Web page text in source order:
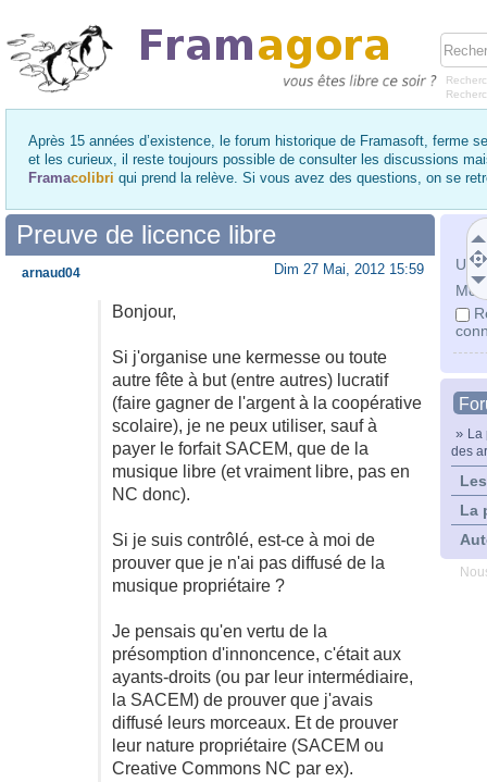
Après 15 années d’existence, le forum historique de Framasoft, ferme
et les curieux, il reste toujours possible de consulter les discussions
Framacolibri qui prend la relève. Si vous avez des questions, on se
Mot
» La
des
La
Preuve de licence libre
Dim 27 Mai, 2012 15:59
Bonjour,
Si j'organise une kermesse ou toute
autre fête à but (entre autres) lucratif
(faire gagner de l'argent à la coopérative
scolaire), je ne peux utiliser, sauf à
payer le forfait SACEM, que de la
musique libre (et vraiment libre, pas en
NC donc).
Si je suis contrôlé, est-ce à moi de
prouver que je n'ai pas diffusé de la
musique propriétaire ?
Je pensais qu'en vertu de la
présomption d'innoncence, c'était aux
ayants-droits (ou par leur intermédiaire,
la SACEM) de prouver que j'avais
diffusé leurs morceaux. Et de prouver
leur nature propriétaire (SACEM ou
Creative Commons NC par ex).
arnaud04